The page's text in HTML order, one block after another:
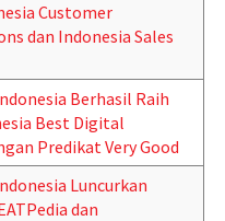
Customer
dan Indonesia Sales
Berhasil Raih
Best Digital
Predikat Very Good
Luncurkan
dan